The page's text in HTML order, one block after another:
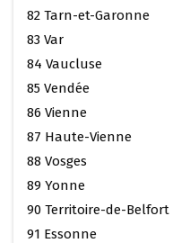
82 Tarn-et-Garonne
83 Var
84 Vaucluse
85 Vendée
86 Vienne
87 Haute-Vienne
88 Vosges
89 Yonne
90 Territoire-de-Belfort
91 Essonne